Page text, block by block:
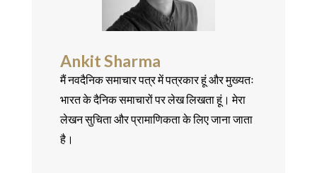
Ankit Sharma
मैं नवदैनिक समाचार पत्र में पत्रकार हूं और मुख्यतः
भारत के दैनिक समाचारों पर लेख लिखता हूं। मेरा
लेखन सुचिता और प्रामाणिकता के लिए जाना जाता
है।